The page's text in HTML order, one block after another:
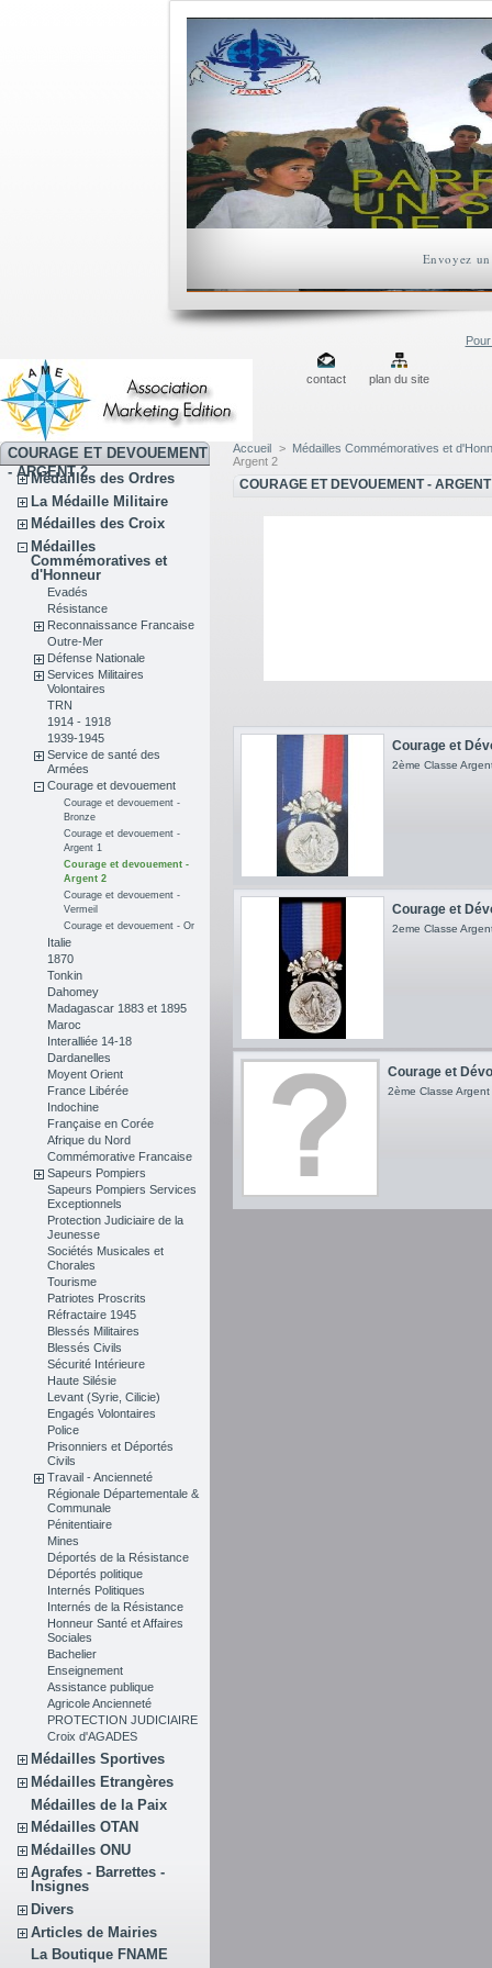
Envoyez
contact plan du site
COURAGE ET DEVOUEMENT
- ARGENT 2
Médailles des Ordres
La Médaille Militaire
Médailles des Croix
Médailles
Commémoratives et
d'Honneur
Evadés
Résistance
Reconnaissance Francaise
Outre-Mer
Défense Nationale
Services Militaires
Volontaires
TRN
1914 - 1918
1939-1945
Service de santé des
Armées
Courage et devouement
Courage et devouement -
Bronze
Courage et devouement -
Argent 1
Courage et devouement -
Argent 2
Courage et devouement -
Vermeil
Courage et devouement - Or
Italie
1870
Tonkin
Dahomey
Madagascar 1883 et 1895
Maroc
Interalliée 14-18
Dardanelles
Moyent Orient
France Libérée
Indochine
Française en Corée
Afrique du Nord
Commémorative Francaise
Sapeurs Pompiers
Sapeurs Pompiers Services
Exceptionnels
Protection Judiciaire de la
Jeunesse
Sociétés Musicales et
Chorales
Tourisme
Patriotes Proscrits
Réfractaire 1945
Blessés Militaires
Blessés Civils
Sécurité Intérieure
Haute Silésie
Levant (Syrie, Cilicie)
Engagés Volontaires
Police
Prisonniers et Déportés
Civils
Travail - Ancienneté
Régionale Départementale &
Communale
Pénitentiaire
Mines
Déportés de la Résistance
Déportés politique
Internés Politiques
Internés de la Résistance
Honneur Santé et Affaires
Sociales
Bachelier
Enseignement
Assistance publique
Agricole Ancienneté
PROTECTION JUDICIAIRE
Croix d'AGADES
Médailles Sportives
Médailles Etrangères
Médailles de la Paix
Médailles OTAN
Médailles ONU
Agrafes - Barrettes -
Insignes
Divers
Articles de Mairies
La Boutique FNAME
Accueil >
Médailles Commémoratives et
Argent 2
COURAGE ET DEVOUEMENT -
Courage et
2ème Classe
Courage et
2eme Classe
Courage et
2ème Classe